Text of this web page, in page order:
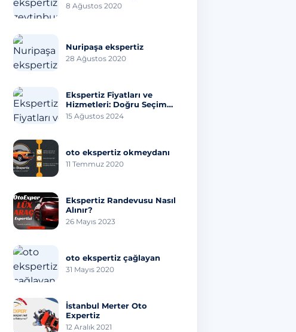
8 Ağustos 2020
Nuripaşa ekspertiz
28 Ağustos 2020
Ekspertiz Fiyatları ve
Hizmetleri: Doğru Seçim
İçin Bilmeniz Gereken Her
15 Ağustos 2024
oto ekspertiz okmeydanı
11 Temmuz 2020
Ekspertiz Randevusu Nasıl
Alınır?
26 Mayıs 2023
oto ekspertiz çağlayan
31 Mayıs 2020
İstanbul Merter Oto
Expertiz
12 Aralık 2021